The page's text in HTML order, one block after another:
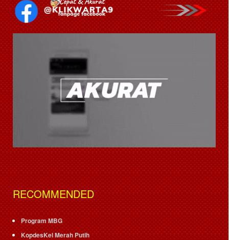
RECOMMENDED
Program MBG
KopdesKel Merah Putih